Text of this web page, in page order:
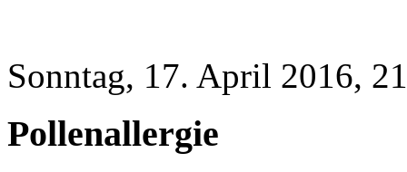
Sonntag, 17. April 2016,
Pollenallergie